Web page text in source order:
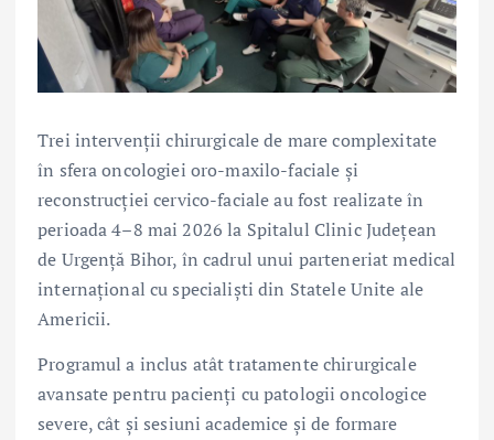
Trei intervenții chirurgicale de mare complexitate
în sfera oncologiei oro-maxilo-faciale și
reconstrucției cervico-faciale au fost realizate în
perioada 4–8 mai 2026 la Spitalul Clinic Județean
de Urgență Bihor, în cadrul unui parteneriat medical
internațional cu specialiști din Statele Unite ale
Americii.
Programul a inclus atât tratamente chirurgicale
avansate pentru pacienți cu patologii oncologice
severe, cât și sesiuni academice și de formare